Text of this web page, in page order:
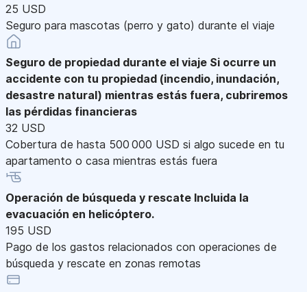
25 USD
Seguro para mascotas (perro y gato) durante el viaje
Seguro de propiedad durante el viaje Si ocurre un
accidente con tu propiedad (incendio, inundación,
desastre natural) mientras estás fuera, cubriremos
las pérdidas financieras
32 USD
Cobertura de hasta 500 000 USD si algo sucede en tu
apartamento o casa mientras estás fuera
Operación de búsqueda y rescate Incluida la
evacuación en helicóptero.
195 USD
Pago de los gastos relacionados con operaciones de
búsqueda y rescate en zonas remotas